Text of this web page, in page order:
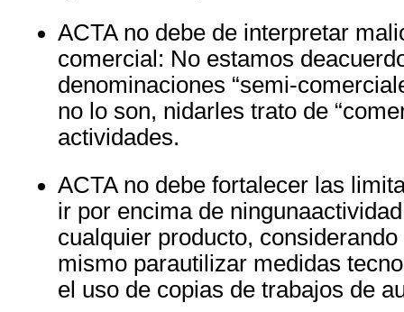
ACTAno debe de interpretar
comercial: No estamos
denominaciones “semi-
no lo son, nidarles trato de
actividades.
ACTAno debe fortalecer las
ir por encima de
cualquier producto,
mismo parautilizar medidas
el uso de copias de trabajos de